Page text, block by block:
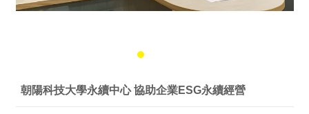
朝陽科技大學永續中心 協助企業ESG永續經營